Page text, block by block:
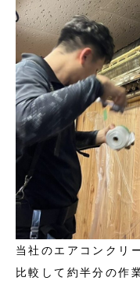
当社のエアコンクリ
比較して約半分の作